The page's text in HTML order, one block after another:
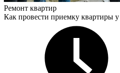
Ремонт квартир
Как провести приемку квартиры